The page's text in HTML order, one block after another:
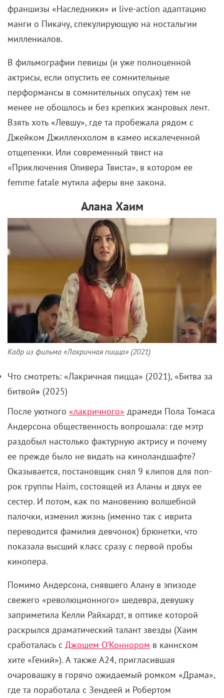
франшизы «Наследники» и live-action адаптацию
манги о Пикачу, спекулирующую на ностальгии
миллениалов.
В фильмографии певицы (и уже полноценной
актрисы, если опустить ее сомнительные
перформансы в сомнительных опусах) тем не
менее не обошлось и без крепких жанровых лент.
Взять хоть «Левшу», где та пробежала рядом с
Джейком Джилленхолом в камео искалеченной
отщепенки. Или современный твист на
«Приключения Оливера Твиста», в котором ее
femme fatale мутила аферы вне закона.
Алана Хаим
Кадр из фильма «Лакричная пицца» (2021)
Что смотреть: «Лакричная пицца» (2021), «Битва за
битвой» (2025)
После уютного «лакричного» драмеди Пола Томаса
Андерсона общественность вопрошала: где мэтр
раздобыл настолько фактурную актрису и почему
ее прежде было не видать на киноландшафте?
Оказывается, постановщик снял 9 клипов для поп-
рок группы Haim, состоящей из Аланы и двух ее
сестер. И потом, как по мановению волшебной
палочки, изменил жизнь (именно так с иврита
переводится фамилия девчонок) брюнетки, что
показала высший класс сразу с первой пробы
кинопера.
Помимо Андерсона, снявшего Алану в эпизоде
свежего «революционного» шедевра, девушку
заприметила Келли Райхардт, в оптике которой
раскрылся драматический талант звезды (Хаим
сработалась с Джошем О’Коннором в каннском
хите «Гений»). А также A24, пригласившая
очаровашку в горячо ожидаемый ромком «Драма»,
где та поработала с Зендеей и Робертом